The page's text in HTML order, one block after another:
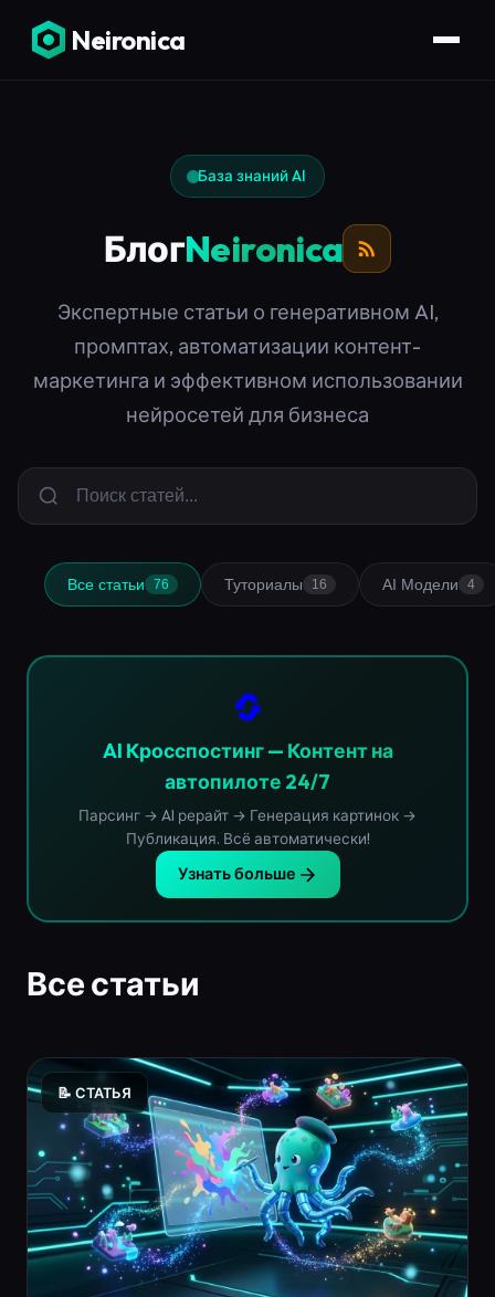
Neironica
База знаний AI
БлогNeironica
Экспертные статьи о генеративном AI,
промптах, автоматизации контент-
маркетинга и эффективном использовании
нейросетей для бизнеса
Все статьи 76 Туториалы 16 AI Модели 4
🔄
AI Кросспостинг — Контент на
автопилоте 24/7
Парсинг → AI рерайт → Генерация картинок →
Публикация. Всё автоматически!
Узнать больше
Все статьи
📝 СТАТЬЯ